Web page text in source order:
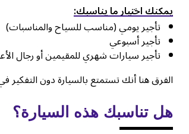
يمكنك اختيار ما يناسبك:
تأجير يومي (مناسب للسياح والمناسبات)
تأجير أسبوعي
تأجير سيارات شهريللمقيمين أو رجال
الفرق هنا أنك تستمتع بالسيارة دون التفكير
هل تناسبك هذه السيارة؟